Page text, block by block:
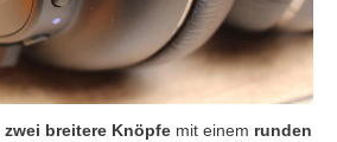
zwei breitere Knöpfe mit einem runden